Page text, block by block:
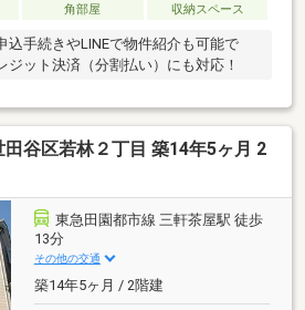
角部屋 収納スペース
込手続きやLINEで物件紹介も可能で
ジット決済（分割払い）にも対応！
田谷区若林２丁目 築14年5ヶ月 2
東急田園都市線 三軒茶屋駅 徒歩
13分
その他の交通
築14年5ヶ月 / 2階建